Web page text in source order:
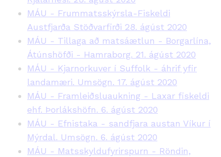
MÁU - Frummatsskýrsla-Fiskeldi
Austfjarða Stöðvarfirði 28. ágúst 2020
MÁU - Tillaga að matsáætlun - Borgarlína,
Átúnshöfði - Hamraborg. 21. ágúst 2020
MÁU - Kjarnorkuver í Suffolk - áhrif yfir
landamæri. Umsögn. 17. ágúst 2020
MÁU - Framleiðsluaukning - Laxar fiskeldi
ehf. Þorlákshöfn. 6. ágúst 2020
MÁU - Efnistaka - sandfjara austan Víkur í
Mýrdal. Umsögn. 6. ágúst 2020
MÁU - Matsskyldufyrirspurn - Röndin,